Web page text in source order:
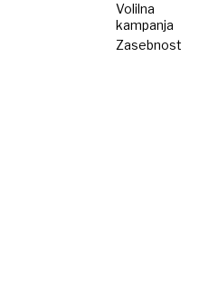
Volilna
kampanja
Zasebnost